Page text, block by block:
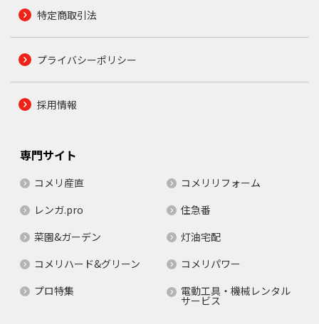
特定商取引法
プライバシーポリシー
採用情報
専門サイト
コメリ産直
コメリリフォーム
レンガ.pro
住急番
菜園&ガーデン
灯油宅配
コメリハード&グリーン
コメリパワー
プロ特集
電動工具・機械レンタル
サービス